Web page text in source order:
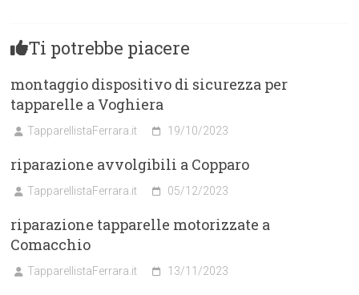
Ti potrebbe piacere
montaggio dispositivo di sicurezza per
tapparelle a Voghiera
TapparellistaFerrara.it 19/10/2023
riparazione avvolgibili a Copparo
TapparellistaFerrara.it 05/12/2023
riparazione tapparelle motorizzate a
Comacchio
TapparellistaFerrara.it 13/11/2023